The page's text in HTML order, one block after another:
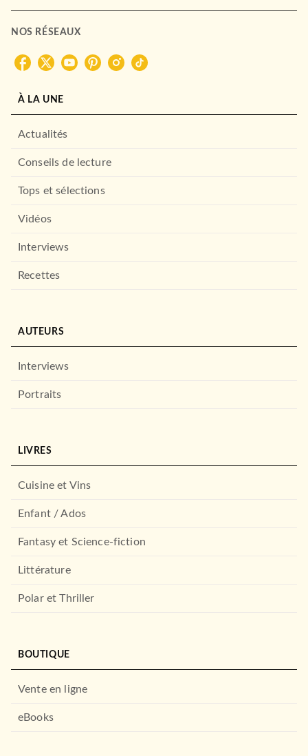
NOS RÉSEAUX
À LA UNE
Actualités
Conseils de lecture
Tops et sélections
Vidéos
Interviews
Recettes
AUTEURS
Interviews
Portraits
LIVRES
Cuisine et Vins
Enfant / Ados
Fantasy et Science-fiction
Littérature
Polar et Thriller
BOUTIQUE
Vente en ligne
eBooks